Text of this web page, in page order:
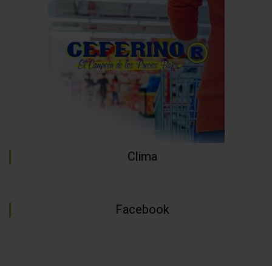
Clima
Facebook